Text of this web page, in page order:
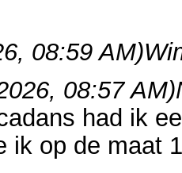
08:59 AM)
08:57 AM)
had ik
ik op de maat